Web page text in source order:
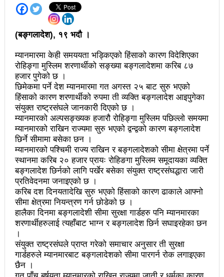
अझ सुदृढ बनाएको छः प्रचण्ड
छिटफुटबाहेक शान्तिपूर्ण रुपमा मतदान सम्पन्न
आज प्रतिनिधिसभा सदस्य निर्वाचनः देशैभर मतदान जारी
बैतडीमा जन्तिबस दुर्घटनाः १३ जनाको मृत्यु
कविता – अपजश
पुरस्कार वितरणबिनै काउन्सिलले सम्पन्न गर्‍यो वार्षिकोत्सव
हितेन्द्रदेव शाक्यलाई पद छाड्नुपर्ने नैतिक दबाबः समय बुझेर
बाटो खुलाउन मन्त्री घिसिङको म्यासेज
खतिवडाको नयाँ गीत जमाना आजकाल
सहनशीलताको ब्रेक
राममाया च्यामिनीसँग दशरथ चन्दको अनुरोध – प्रेमविनोद नन्दन
चलचित्र विकास बोर्डका नवनियुक्त सदस्य गणेश सुवेदीलाई
आइएनएनएफद्वारा सम्मान
एनआरएनए बेलायतको अध्यक्षमा जिलिङका पुडासैनी
(बङ्गलादेश), १९ भदौ ।
म्यानमारमा केही समययता भड्किएको हिंसाको कारण विदेशिएका
रोहिङ्गा मुस्लिम शरणार्थीको सङ्ख्या बङ्गलादेशमा करिब ८७
हजार पुगेको छ ।
छिमेकमा पर्ने देश म्यानमारमा गत अगस्त २५ बाट सुरु भएको
हिंसाको कारण शरणार्थीको रुपमा ती व्यक्ति बङ्गलादेश आइपुगेका
संयुक्त राष्ट्रसंघले जानकारी दिएको छ ।
म्यानमारको अल्पसङ्ख्यक हजारौ रोहिङ्गा मुस्लिम पछिल्लो समयमा
म्यानमारको राखिन राज्यमा सुरु भएको द्वन्द्वको कारण बङ्गलादेश
छिर्ने सीमामा बसेका छन ।
म्यानमारको पश्चिमी राज्य राखिन र बङ्गलादेशको सीमा क्षेत्रमा पर्ने
स्थानमा करिब २० हजार प्रायः रोहिङगा मुस्लिम समूदायका व्यक्ति
बङ्गलादेश छिर्नको लागि पर्खेर बसेका संयुक्त राष्ट्रसंघद्धारा जारी
प्रतिवेदनमा जनाइएको छ ।
करिब दश दिनयतादेखि सुरु भएको हिंसाको कारण ढाकाले आफ्नो
सीमा क्षेत्रमा नियन्त्रण गर्न छोडेको छ ।
हालैका दिनमा बङ्गलादेशी सीमा सुरक्षा गार्डहरु पनि म्यानमारका
शरणार्थीहरुलाई त्यहाँबाट भाग्न र बङ्गलादेश छिर्न सघाइरहेका छन
।
संयुक्त राष्ट्रसंघले प्राप्त गरेको समाचार अनुसार ती सुरक्षा
गार्डहरुले म्यानमारबाट बङ्गलादेशको सीमा पारगर्न रोक लगाइएका
छैन ।